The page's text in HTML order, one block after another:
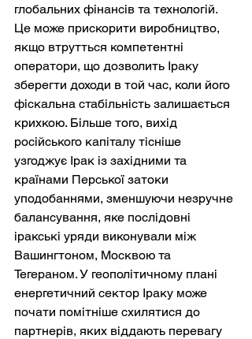
глобальних фінансів та технологій.
Це може прискорити виробництво,
якщо втрутться компетентні
оператори, що дозволить Іраку
зберегти доходи в той час, коли його
фіскальна стабільність залишається
крихкою. Більше того, вихід
російського капіталу тісніше
узгоджує Ірак із західними та
країнами Перської затоки
уподобаннями, зменшуючи незручне
балансування, яке послідовні
іракські уряди виконували між
Вашингтоном, Москвою та
Тегераном. У геополітичному плані
енергетичний сектор Іраку може
почати помітніше схилятися до
партнерів, яких віддають перевагу